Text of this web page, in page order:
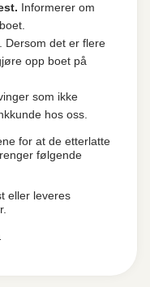
for at de etterlatte
følgende
Informerer om
Dersom det er flere
opp boet på
som ikke
hos oss.
eller leveres